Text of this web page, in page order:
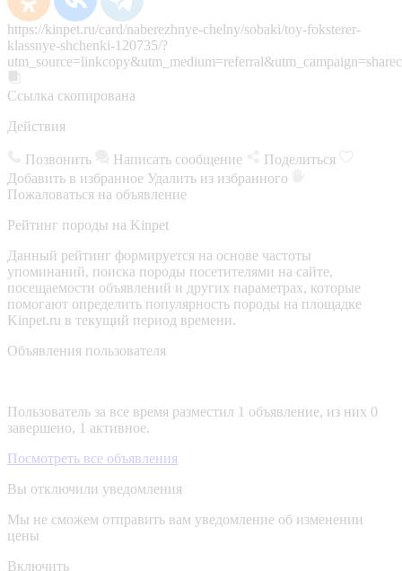
https://kinpet.ru/card/naberezhnye-chelny/sobaki/toy-foksterer-
klassnye-shchenki-120735/?
Ссылка скопирована
Действия
Позвонить Написать сообщение
Поделиться
Добавить в избранное Удалить из избранного
Пожаловаться на объявление
Рейтинг породы на Kinpet
Данный рейтинг формируется на основе частоты
упоминаний, поиска породы посетителями на сайте,
посещаемости объявлений и других параметрах, которые
помогают определить популярность породы на площадке
Kinpet.ru в текущий период времени.
Объявления пользователя
Пользователь за все время разместил 1 объявление, из них 0
завершено, 1 активное.
Посмотреть все объявления
Вы отключили уведомления
Мы не сможем отправить вам уведомление об изменении
цены
Включить